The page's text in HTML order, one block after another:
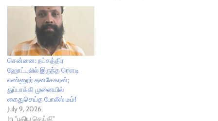
சென்னை: நட்சத்திர
ஹோட்டலில் இருந்த ரௌடி
எண்ணூர் தனசேகரன்;
துப்பாக்கி முனையில்
கைதுசெய்த போலீஸ் டீம்!
July 9, 2026
In "புதிய செய்தி"